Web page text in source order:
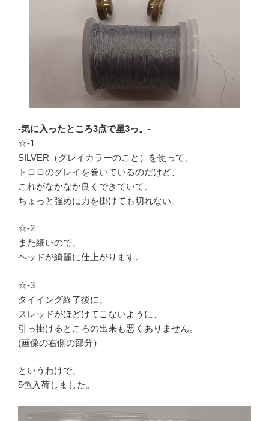
-気に入ったところ3点で星3っ。-
☆-1
SILVER（グレイカラーのこと）を使って、
トロロのグレイを巻いているのだけど、
これがなかなか良くできていて、
ちょっと強めに力を掛けても切れない。
☆-2
また細いので、
ヘッドが綺麗に仕上がります。
☆-3
タイイング終了後に、
スレッドがほどけてこないように、
引っ掛けるところの出来も悪くありません。
(画像の右側の部分）
というわけで、
5色入荷しました。